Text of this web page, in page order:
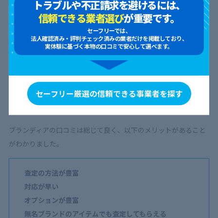
ここでは、ネット上に見られブランディアの口コミをもとに、ブ
ランディアを利用するメリットを解説します。
ブランディアの口コミは総じて良く、以下のメリットがあること
がわかりました。
査定の方法が豊富
対応が早い
オプションが豊富
無名ブランドのアイテムでも査定してもらえる
トラブルや不正請求を避けるには、
信頼できる業者選びが重要です。
セーフリーでは、
法人確認済み・評判チェック済みの業者だけを掲載しており、
実体験に基づく本物の口コミで安心して選べます。
セーフリー厳選の信頼できる事業者を探す